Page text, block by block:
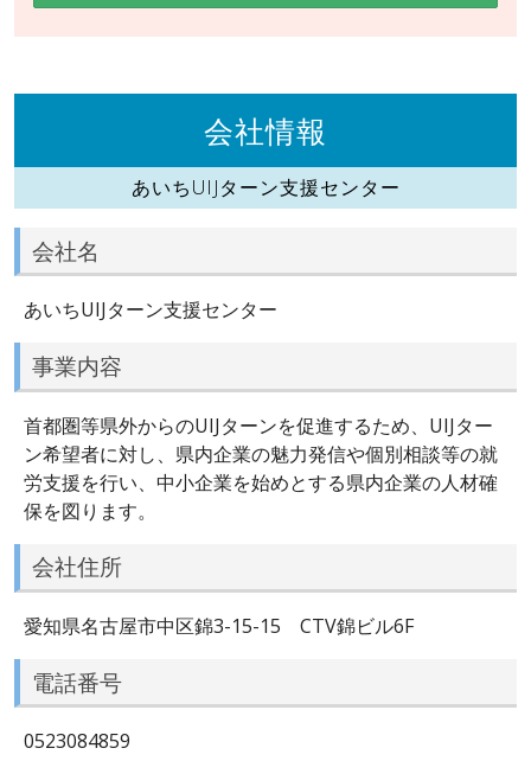
会社情報
あいちUIJターン支援センター
会社名
あいちUIJターン支援センター
事業内容
首都圏等県外からのUIJターンを促進するため、UIJター
ン希望者に対し、県内企業の魅力発信や個別相談等の就
労支援を行い、中小企業を始めとする県内企業の人材確
保を図ります。
会社住所
愛知県名古屋市中区錦3-15-15 CTV錦ビル6F
電話番号
0523084859